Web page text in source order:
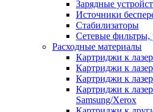
Зарядные
Источники
Стабилизаторы
Сетевые фильтры,
Расходные материалы
Картриджи к
Картриджи к
Картриджи к
Картриджи к
Samsung/Xerox